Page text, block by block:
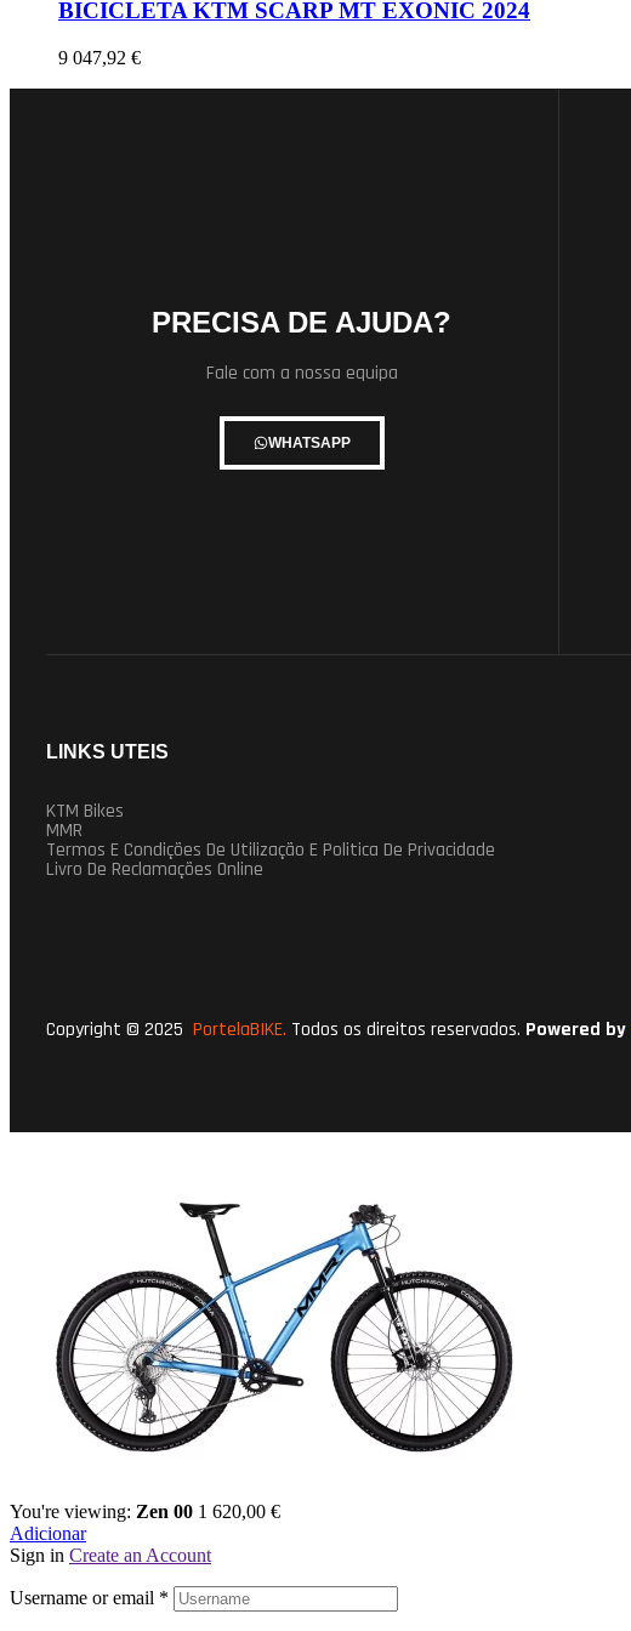
BICICLETA KTM SCARP MT EXONIC 2024
9 047,92 €
PRECISA DE AJUDA?
Fale com a nossa equipa
WHATSAPP
LINKS UTEIS
KTM Bikes
MMR
Termos E Condições De Utilização E Politica De Privacidade
Livro De Reclamações Online
Copyright © 2025 PortelaBIKE. Todos os direitos reservados. Powered by
You're viewing: Zen 00 1 620,00 €
Adicionar
Sign in Create an Account
Username or email *